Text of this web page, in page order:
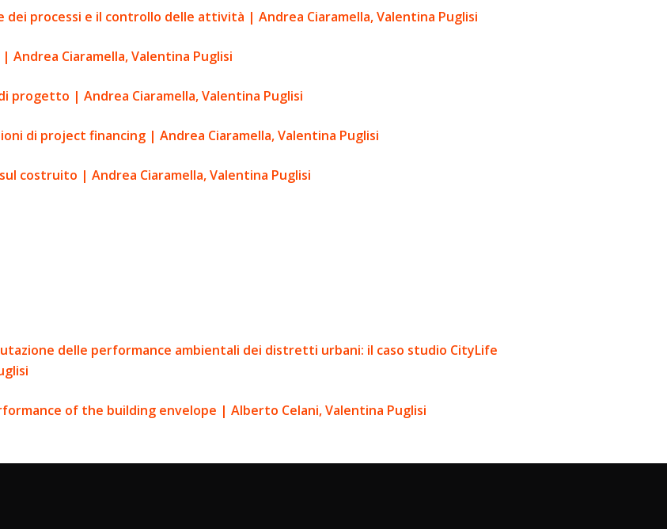
processi e il controllo delle attività | Andrea Ciaramella, Valentina Puglisi
Andrea Ciaramella, Valentina Puglisi
progetto | Andrea Ciaramella, Valentina Puglisi
di project financing | Andrea Ciaramella, Valentina Puglisi
costruito | Andrea Ciaramella, Valentina Puglisi
delle performance ambientali dei distretti urbani: il caso studio CityLife
of the building envelope | Alberto Celani, Valentina Puglisi